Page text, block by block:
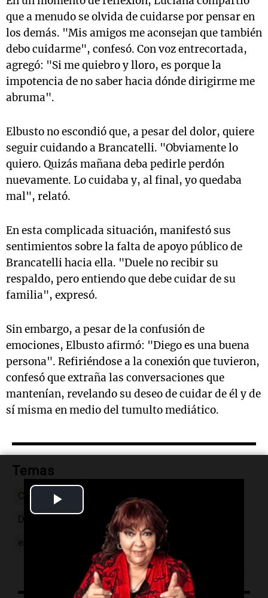
Video
que a menudo se olvida de cuidarse por pensar en
los demás. "Mis amigos me aconsejan que también
debo cuidarme", confesó. Con voz entrecortada,
agregó: "Si me quiebro y lloro, es porque la
impotencia de no saber hacia dónde dirigirme me
abruma".
Elbusto no escondió que, a pesar del dolor, quiere
seguir cuidando a Brancatelli. "Obviamente lo
quiero. Quizás mañana deba pedirle perdón
nuevamente. Lo cuidaba y, al final, yo quedaba
mal", relató.
En esta complicada situación, manifestó sus
sentimientos sobre la falta de apoyo público de
Brancatelli hacia ella. "Duele no recibir su
respaldo, pero entiendo que debe cuidar de su
familia", expresó.
Sin embargo, a pesar de la confusión de
emociones, Elbusto afirmó: "Diego es una buena
persona". Refiriéndose a la conexión que tuvieron,
confesó que extraña las conversaciones que
mantenían, revelando su deseo de cuidar de él y de
sí misma en medio del tumulto mediático.
Temas
Conflicto mediático Luciana Elbusto
Diego Brancatelli relación oculta
escándalo mediá